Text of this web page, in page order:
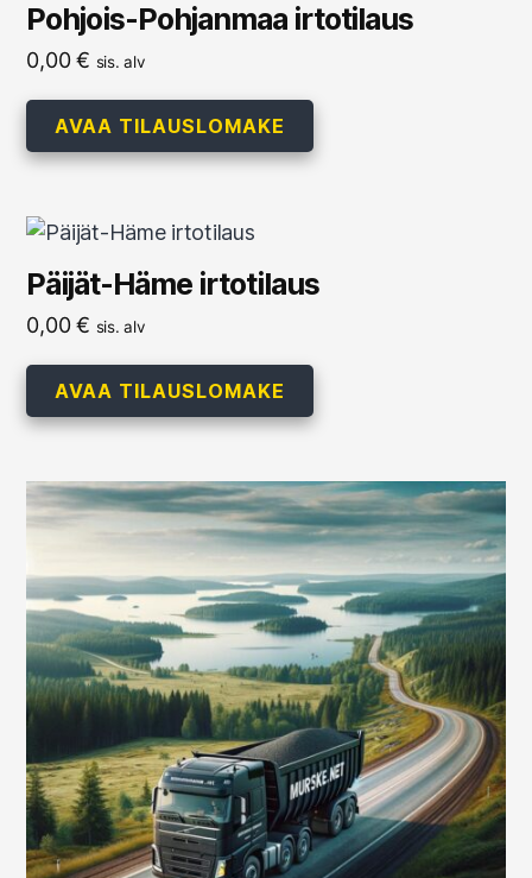
Pohjois-Pohjanmaa irtotilaus
0,00€ sis. alv
AVAA TILAUSLOMAKE
Päijät-Häme irtotilaus
0,00€ sis. alv
AVAA TILAUSLOMAKE